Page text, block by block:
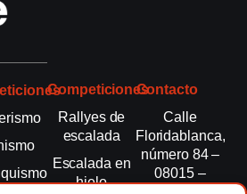
Competiciones
Rallyes de
escalada
Escalada en
hielo
Contacto
Calle
Floridablanca,
número 84 –
08015 –